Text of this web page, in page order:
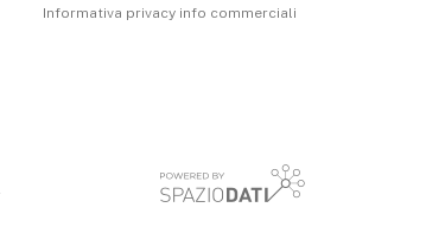
Informativa privacy info commerciali